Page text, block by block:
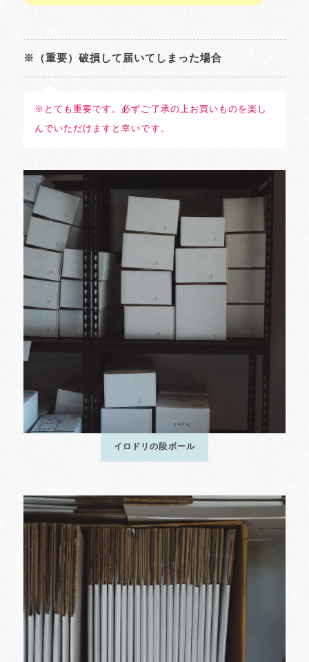
※（重要）破損して届いてしまった場合
※とても重要です。必ずご了承の上お買いものを楽し
んでいただけますと幸いです。
イロドリの段ボール